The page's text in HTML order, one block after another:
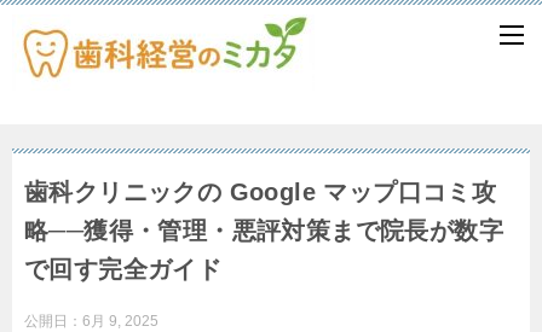
歯科クリニックの Google マップ口コミ攻
略──獲得・管理・悪評対策まで院長が数字
で回す完全ガイド
公開日： 6月 9, 2025